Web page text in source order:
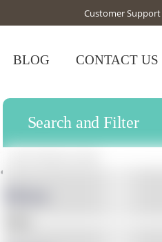
Customer Support
BLOG CONTACT US
Search and Filter